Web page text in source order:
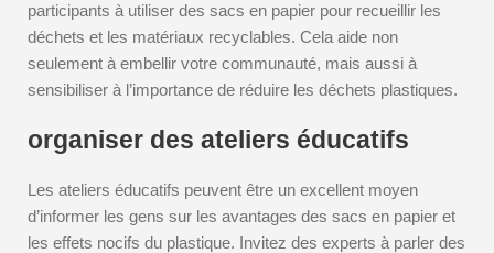
participants à utiliser des sacs en papier pour recueillir les
déchets et les matériaux recyclables. Cela aide non
seulement à embellir votre communauté, mais aussi à
sensibiliser à l’importance de réduire les déchets plastiques.
organiser des ateliers éducatifs
Les ateliers éducatifs peuvent être un excellent moyen
d’informer les gens sur les avantages des sacs en papier et
les effets nocifs du plastique. Invitez des experts à parler des